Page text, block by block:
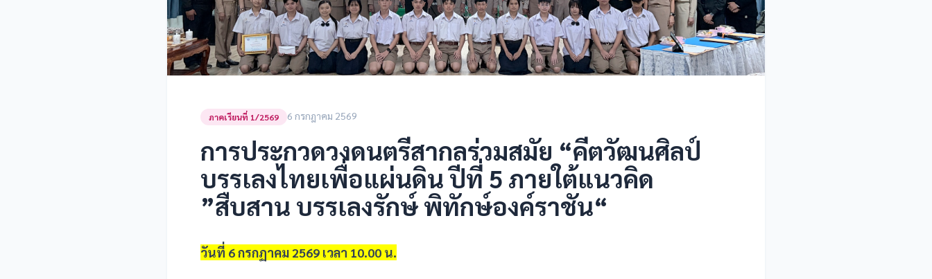
ภาคเรียนที่ 1/2569 6 กรกฎาคม 2569
การประกวดวงดนตรีสากลร่วมสมัย “คีตวัฒนศิลป์
บรรเลงไทยเพื่อแผ่นดิน ปีที่ 5 ภายใต้แนวคิด
”สืบสาน บรรเลงรักษ์ พิทักษ์องค์ราชัน“
วันที่ 6 กรกฏาคม 2569 เวลา 10.00 น.